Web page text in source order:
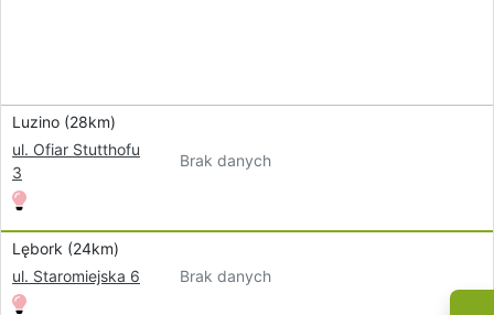
Luzino (28km)
ul. Ofiar Stutthofu
3
Brak danych
Lębork (24km)
ul. Staromiejska 6
Brak danych